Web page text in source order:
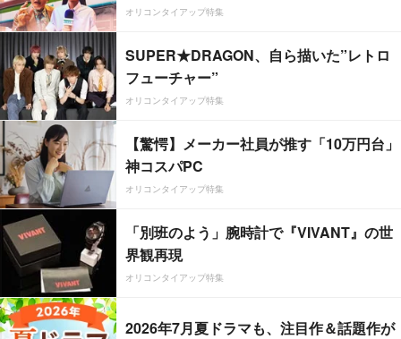
オリコンタイアップ特集
SUPER★DRAGON、自ら描いた”レトロ
フューチャー”
オリコンタイアップ特集
【驚愕】メーカー社員が推す「10万円台」
神コスパPC
オリコンタイアップ特集
「別班のよう」腕時計で『VIVANT』の世
界観再現
オリコンタイアップ特集
2026年7月夏ドラマも、注目作＆話題作が